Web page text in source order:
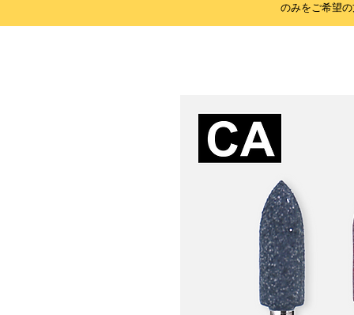
のみをご希望